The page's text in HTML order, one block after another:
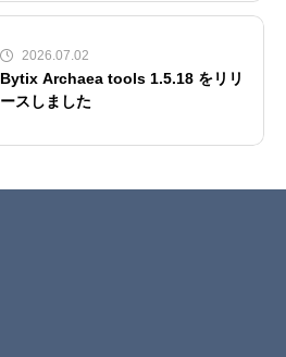
2026.07.02
Bytix Archaea tools 1.5.18 をリリ
ースしました